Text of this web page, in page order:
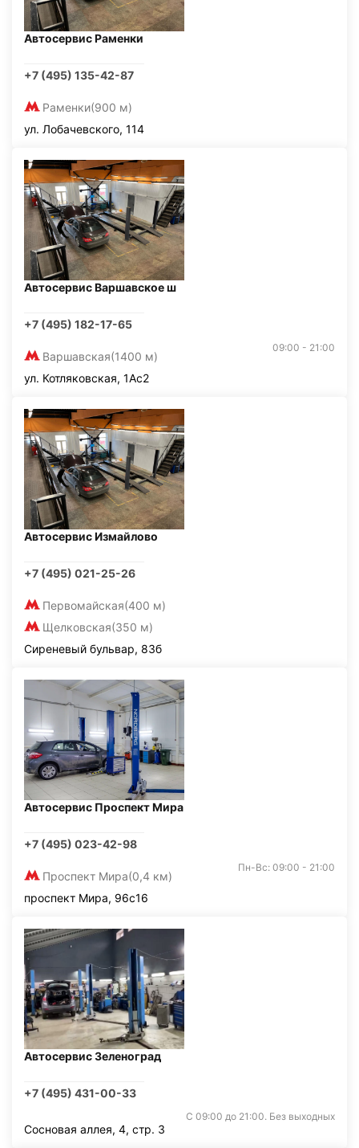
Автосервис Раменки
+7 (495) 135-42-87
Раменки(900 м)
ул. Лобачевского, 114
Автосервис Варшавское ш
+7 (495) 182-17-65
Варшавская(1400 м)
09:00 - 21:00
ул. Котляковская, 1Ас2
Автосервис Измайлово
+7 (495) 021-25-26
Первомайская(400 м)
Щелковская(350 м)
Сиреневый бульвар, 83б
Автосервис Проспект Мира
+7 (495) 023-42-98
Проспект Мира(0,4 км)
Пн-Вс: 09:00 - 21:00
проспект Мира, 96с16
Автосервис Зеленоград
+7 (495) 431-00-33
С 09:00 до 21:00. Без выходных
Сосновая аллея, 4, стр. 3